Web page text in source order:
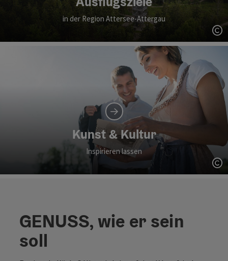
in der Region Attersee-Attergau
Kunst & Kultur
Inspirieren lassen
GENUSS, wie er sein
soll